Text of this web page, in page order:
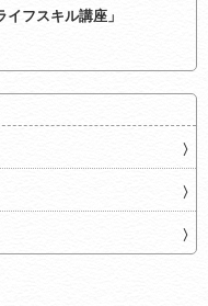
フスキル講座」